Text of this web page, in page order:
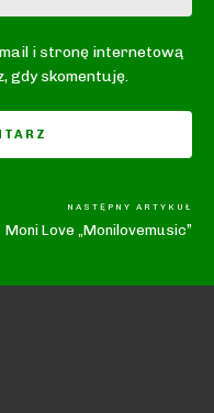
i stronę internetową
gdy skomentuję.
NASTĘPNY ARTYKUŁ
Moni Love „Monilovemusic”